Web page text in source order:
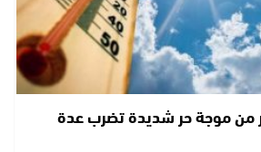
من موجة حر شديدة تضرب عدة